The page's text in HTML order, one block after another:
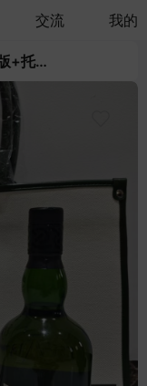
交流 我的
【包邮】阿贝8年白标会员版+托特包